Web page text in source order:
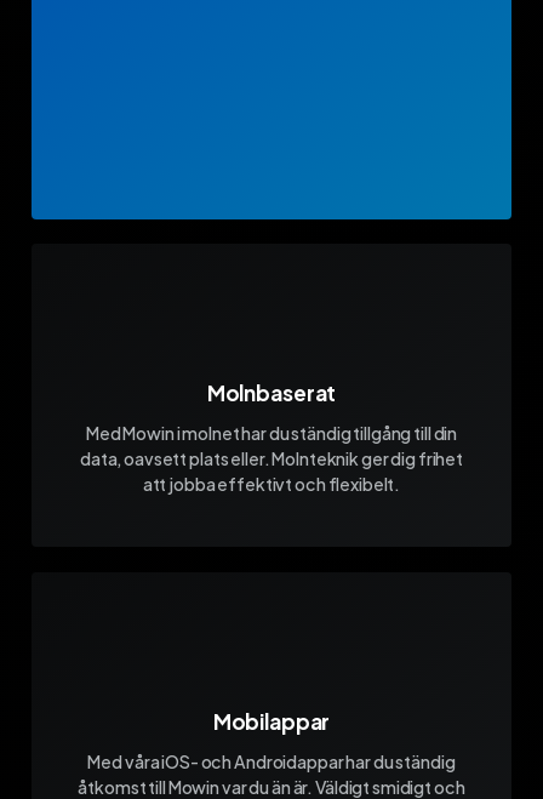
Molnbaserat
Med Mowin i molnet har du ständig tillgång till din
data, oavsett plats eller. Molnteknik ger dig frihet
att jobba effektivt och flexibelt.
Mobilappar
Med våra iOS- och Androidappar har du ständig
åtkomst till Mowin var du än är. Väldigt smidigt och